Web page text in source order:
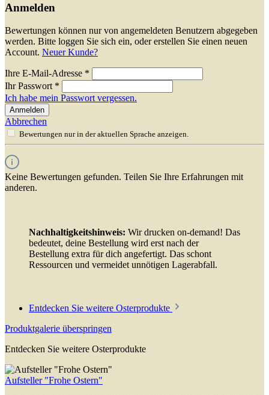
Anmelden
Bewertungen können nur von angemeldeten Benutzern abgegeben
werden. Bitte loggen Sie sich ein, oder erstellen Sie einen neuen
Account. Neuer Kunde?
Ihre E-Mail-Adresse *
Ihr Passwort *
Ich habe mein Passwort vergessen.
Anmelden
Abbrechen
Bewertungen nur in der aktuellen Sprache anzeigen.
Keine Bewertungen gefunden. Teilen Sie Ihre Erfahrungen mit
anderen.
Nachhaltigkeitshinweis: Wir drucken on-demand! Das
bedeutet, deine Bestellung wird erst nach der
Bestellung extra für dich angefertigt. Das schont
Ressourcen und vermeidet unnötigen Lagerabfall.
Entdecken Sie weitere Osterprodukte
Produktgalerie überspringen
Entdecken Sie weitere Osterprodukte
Aufsteller "Frohe Ostern"